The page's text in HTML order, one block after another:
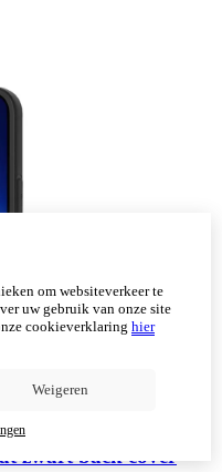
zwart back cover
om websiteverkeer te
uw gebruik van onze site
cookieverklaring hier
Weigeren